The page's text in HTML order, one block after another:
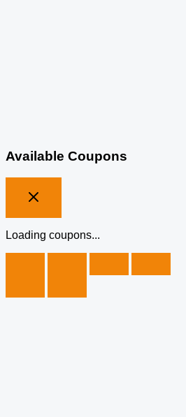
Available Coupons
Loading coupons...